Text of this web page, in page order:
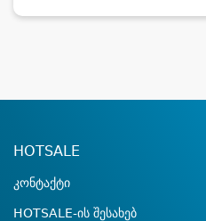
HOTSALE
კონტაქტი
HOTSALE-ის შესახებ